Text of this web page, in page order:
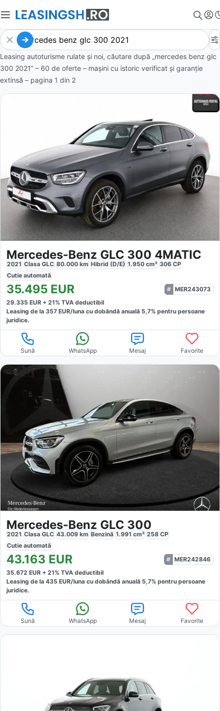
Leasing autoturisme rulate și noi, căutare după „mercedes benz glc
300 2021” – 60 de oferte – mașini cu istoric verificat și garanție
extinsă – pagina 1 din 2
Mercedes-Benz GLC 300 4MATIC
2021 Clasa GLC 80.000 km Hibrid (D/E) 1.950 cm³ 306 CP
Cutie automată
35.495 EUR
MER243073
29.335 EUR + 21% TVA deductibil
Leasing de la 357 EUR/luna cu dobăndă anuală 5,7% pentru persoane
juridice.
Sună WhatsApp Mesaj Favorite
Mercedes-Benz GLC 300
2021 Clasa GLC 43.009 km Benzină 1.991 cm³ 258 CP
Cutie automată
43.163 EUR
MER242846
35.672 EUR + 21% TVA deductibil
Leasing de la 435 EUR/luna cu dobăndă anuală 5,7% pentru persoane
juridice.
Sună WhatsApp Mesaj Favorite